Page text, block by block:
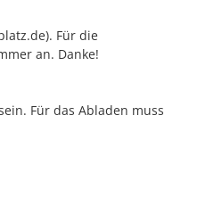
Für die
an. Danke!
Für das Abladen muss